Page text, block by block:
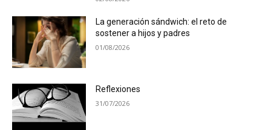
La generación sándwich: el reto de
sostener a hijos y padres
01/08/2026
Reflexiones
31/07/2026